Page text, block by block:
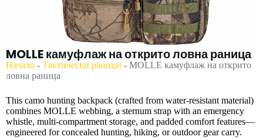
MOLLE камуфлаж на открито ловна раница
Начало - Тактически раници - MOLLE камуфлаж на открито
ловна раница
This camo hunting backpack (crafted from water-resistant material)
combines MOLLE webbing, a sternum strap with an emergency
whistle, multi-compartment storage, and padded comfort features—
engineered for concealed hunting, hiking, or outdoor gear carry.